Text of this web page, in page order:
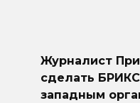
Журналист
сделать
западным